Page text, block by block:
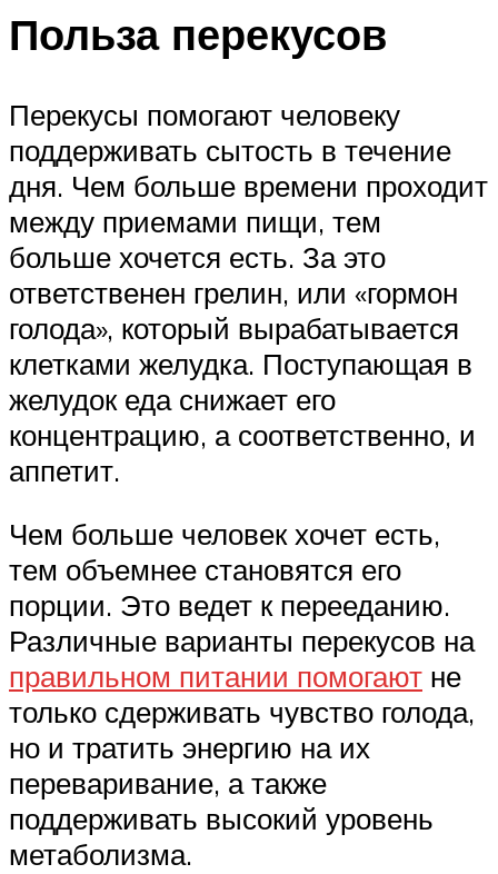
Польза перекусов
Перекусы помогают человеку
поддерживать сытость в течение
дня. Чем больше времени проходит
между приемами пищи, тем
больше хочется есть. За это
ответственен грелин, или «гормон
голода», который вырабатывается
клетками желудка. Поступающая в
желудок еда снижает его
концентрацию, а соответственно, и
аппетит.
Чем больше человек хочет есть,
тем объемнее становятся его
порции. Это ведет к перееданию.
Различные варианты перекусов на
правильном питании помогают не
только сдерживать чувство голода,
но и тратить энергию на их
переваривание, а также
поддерживать высокий уровень
метаболизма.